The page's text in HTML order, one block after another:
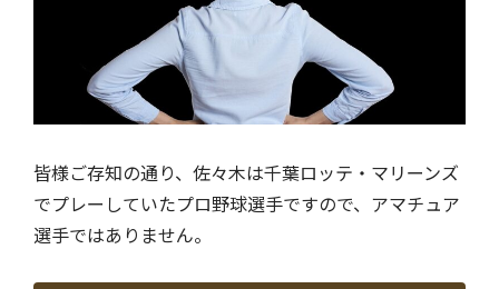
皆様ご存知の通り、佐々木は千葉ロッテ・マリーンズ
でプレーしていたプロ野球選手ですので、アマチュア
選手ではありません。